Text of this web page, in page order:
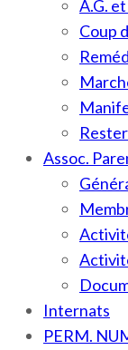
A.G.
Coup
Assoc.
Internats
PERM.